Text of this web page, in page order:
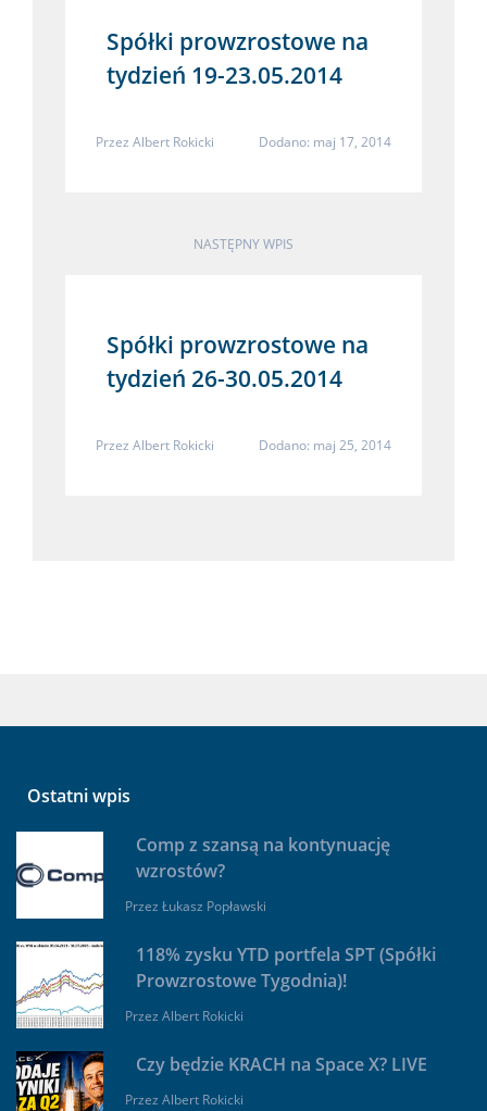
Spółki prowzrostowe na
tydzień 19-23.05.2014
Przez Albert Rokicki Dodano: maj 17, 2014
NASTĘPNY WPIS
Spółki prowzrostowe na
tydzień 26-30.05.2014
Przez Albert Rokicki Dodano: maj 25, 2014
Ostatni wpis
Comp z szansą na kontynuację
wzrostów?
Przez Łukasz Popławski
118% zysku YTD portfela SPT (Spółki
Prowzrostowe Tygodnia)!
Przez Albert Rokicki
Czy będzie KRACH na Space X? LIVE
Przez Albert Rokicki